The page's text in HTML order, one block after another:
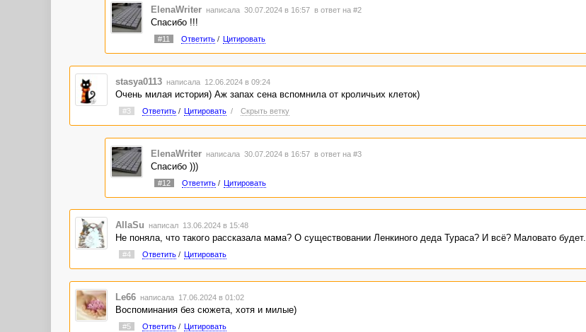
ElenaWriter написала 30.07.2024 в 16:57 в ответ на #2
Спасибо !!!
#11 Ответить/ Цитировать
stasya0113 написала 12.06.2024 в 09:24
Очень милая история) Аж запах сена вспомнила от кроличьих клеток)
#3 Ответить/ Цитировать / Скрыть ветку
ElenaWriter написала 30.07.2024 в 16:57 в ответ на #3
Спасибо )))
#12 Ответить/ Цитировать
AllaSu написал 13.06.2024 в 15:48
Не поняла, что такого рассказала мама? О существовании Ленкиного деда Тураса? И всё? Маловато будет.
#4 Ответить/ Цитировать
Le66 написала 17.06.2024 в 01:02
Воспоминания без сюжета, хотя и милые)
#5 Ответить/ Цитировать